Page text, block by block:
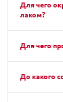
Для чего
лаком?
Для чего
До какого